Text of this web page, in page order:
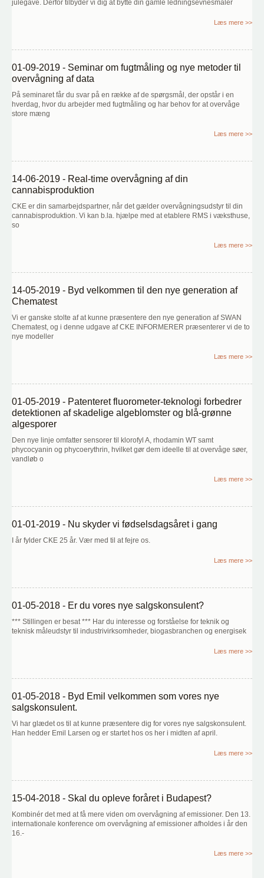
julegave. Derfor tilbyder vi dig at bytte din gamle ledningsevnesmåler
Læs mere >>
01-09-2019 - Seminar om fugtmåling og nye metoder til
overvågning af data
På seminaret får du svar på en række af de spørgsmål, der opstår i en
hverdag, hvor du arbejder med fugtmåling og har behov for at overvåge
store mæng
Læs mere >>
14-06-2019 - Real-time overvågning af din
cannabisproduktion
CKE er din samarbejdspartner, når det gælder overvågningsudstyr til din
cannabisproduktion. Vi kan b.la. hjælpe med at etablere RMS i væksthuse,
so
Læs mere >>
14-05-2019 - Byd velkommen til den nye generation af
Chematest
Vi er ganske stolte af at kunne præsentere den nye generation af SWAN
Chematest, og i denne udgave af CKE INFORMERER præsenterer vi de to
nye modeller
Læs mere >>
01-05-2019 - Patenteret fluorometer-teknologi forbedrer
detektionen af skadelige algeblomster og blå-grønne
algesporer
Den nye linje omfatter sensorer til klorofyl A, rhodamin WT samt
phycocyanin og phycoerythrin, hvilket gør dem ideelle til at overvåge søer,
vandløb o
Læs mere >>
01-01-2019 - Nu skyder vi fødselsdagsåret i gang
I år fylder CKE 25 år. Vær med til at fejre os.
Læs mere >>
01-05-2018 - Er du vores nye salgskonsulent?
*** Stillingen er besat *** Har du interesse og forståelse for teknik og
teknisk måleudstyr til industrivirksomheder, biogasbranchen og energisek
Læs mere >>
01-05-2018 - Byd Emil velkommen som vores nye
salgskonsulent.
Vi har glædet os til at kunne præsentere dig for vores nye salgskonsulent.
Han hedder Emil Larsen og er startet hos os her i midten af april.
Læs mere >>
15-04-2018 - Skal du opleve foråret i Budapest?
Kombinér det med at få mere viden om overvågning af emissioner. Den 13.
internationale konference om overvågning af emissioner afholdes i år den
16.-
Læs mere >>